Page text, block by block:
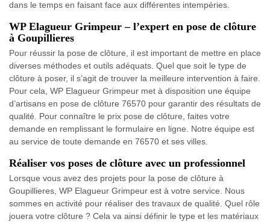
dans le temps en faisant face aux différentes intempéries.
WP Elagueur Grimpeur – l’expert en pose de clôture
à Goupillieres
Pour réussir la pose de clôture, il est important de mettre en place
diverses méthodes et outils adéquats. Quel que soit le type de
clôture à poser, il s’agit de trouver la meilleure intervention à faire.
Pour cela, WP Elagueur Grimpeur met à disposition une équipe
d’artisans en pose de clôture 76570 pour garantir des résultats de
qualité. Pour connaître le prix pose de clôture, faites votre
demande en remplissant le formulaire en ligne. Notre équipe est
au service de toute demande en 76570 et ses villes.
Réaliser vos poses de clôture avec un professionnel
Lorsque vous avez des projets pour la pose de clôture à
Goupillieres, WP Elagueur Grimpeur est à votre service. Nous
sommes en activité pour réaliser des travaux de qualité. Quel rôle
jouera votre clôture ? Cela va ainsi définir le type et les matériaux